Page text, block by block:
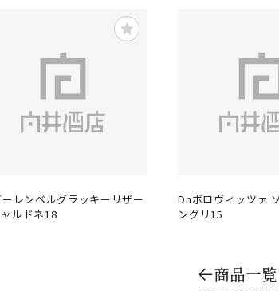
レンベルグラッキーリザー
ルドネ18
Dnボロヴィッツァ
ングリ15
商品一